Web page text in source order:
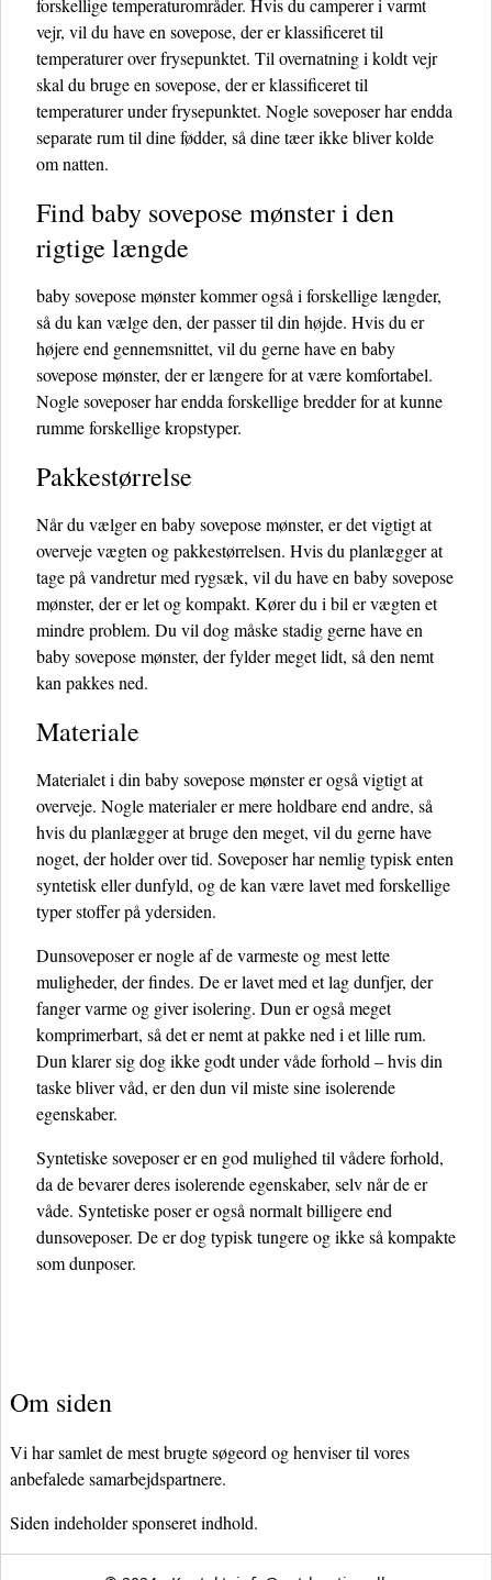
forskellige temperaturområder. Hvis du camperer i varmt
vejr, vil du have en sovepose, der er klassificeret til
temperaturer over frysepunktet. Til overnatning i koldt vejr
skal du bruge en sovepose, der er klassificeret til
temperaturer under frysepunktet. Nogle soveposer har endda
separate rum til dine fødder, så dine tæer ikke bliver kolde
om natten.
Find baby sovepose mønster i den
rigtige længde
baby sovepose mønster kommer også i forskellige længder,
så du kan vælge den, der passer til din højde. Hvis du er
højere end gennemsnittet, vil du gerne have en baby
sovepose mønster, der er længere for at være komfortabel.
Nogle soveposer har endda forskellige bredder for at kunne
rumme forskellige kropstyper.
Pakkestørrelse
Når du vælger en baby sovepose mønster, er det vigtigt at
overveje vægten og pakkestørrelsen. Hvis du planlægger at
tage på vandretur med rygsæk, vil du have en baby sovepose
mønster, der er let og kompakt. Kører du i bil er vægten et
mindre problem. Du vil dog måske stadig gerne have en
baby sovepose mønster, der fylder meget lidt, så den nemt
kan pakkes ned.
Materiale
Materialet i din baby sovepose mønster er også vigtigt at
overveje. Nogle materialer er mere holdbare end andre, så
hvis du planlægger at bruge den meget, vil du gerne have
noget, der holder over tid. Soveposer har nemlig typisk enten
syntetisk eller dunfyld, og de kan være lavet med forskellige
typer stoffer på ydersiden.
Dunsoveposer er nogle af de varmeste og mest lette
muligheder, der findes. De er lavet med et lag dunfjer, der
fanger varme og giver isolering. Dun er også meget
komprimerbart, så det er nemt at pakke ned i et lille rum.
Dun klarer sig dog ikke godt under våde forhold – hvis din
taske bliver våd, er den dun vil miste sine isolerende
egenskaber.
Syntetiske soveposer er en god mulighed til vådere forhold,
da de bevarer deres isolerende egenskaber, selv når de er
våde. Syntetiske poser er også normalt billigere end
dunsoveposer. De er dog typisk tungere og ikke så kompakte
som dunposer.
Om siden
Vi har samlet de mest brugte søgeord og henviser til vores
anbefalede samarbejdspartnere.
Siden indeholder sponseret indhold.